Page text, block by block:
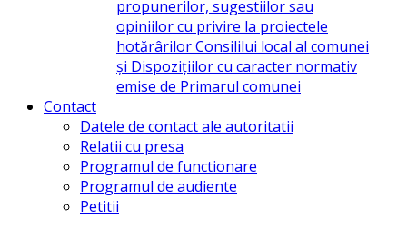
propunerilor, sugestiilor sau
opiniilor cu privire la proiectele
hotărârilor Consililui local al comunei
și Dispozițiilor cu caracter normativ
emise de Primarul comunei
Contact
Datele de contact ale autoritatii
Relatii cu presa
Programul de functionare
Programul de audiente
Petitii